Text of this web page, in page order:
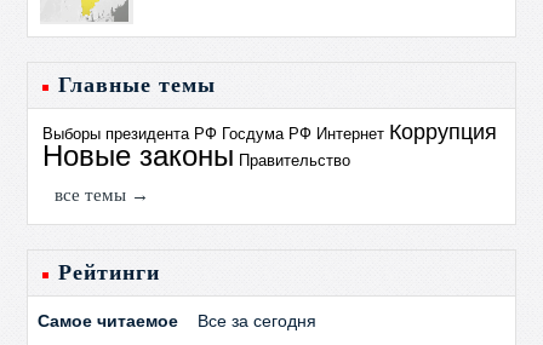
Главные темы
Выборы президента РФ Госдума РФ Интернет Коррупция
Новые законы Правительство
все темы →
Рейтинги
Самое читаемое Все за сегодня